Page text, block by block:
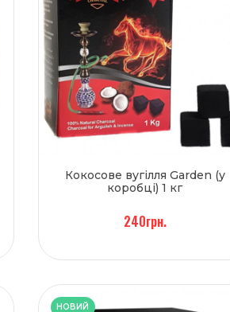
Кокосове вугілля Garden (у
коробці) 1 кг
240грн.
НОВИЙ